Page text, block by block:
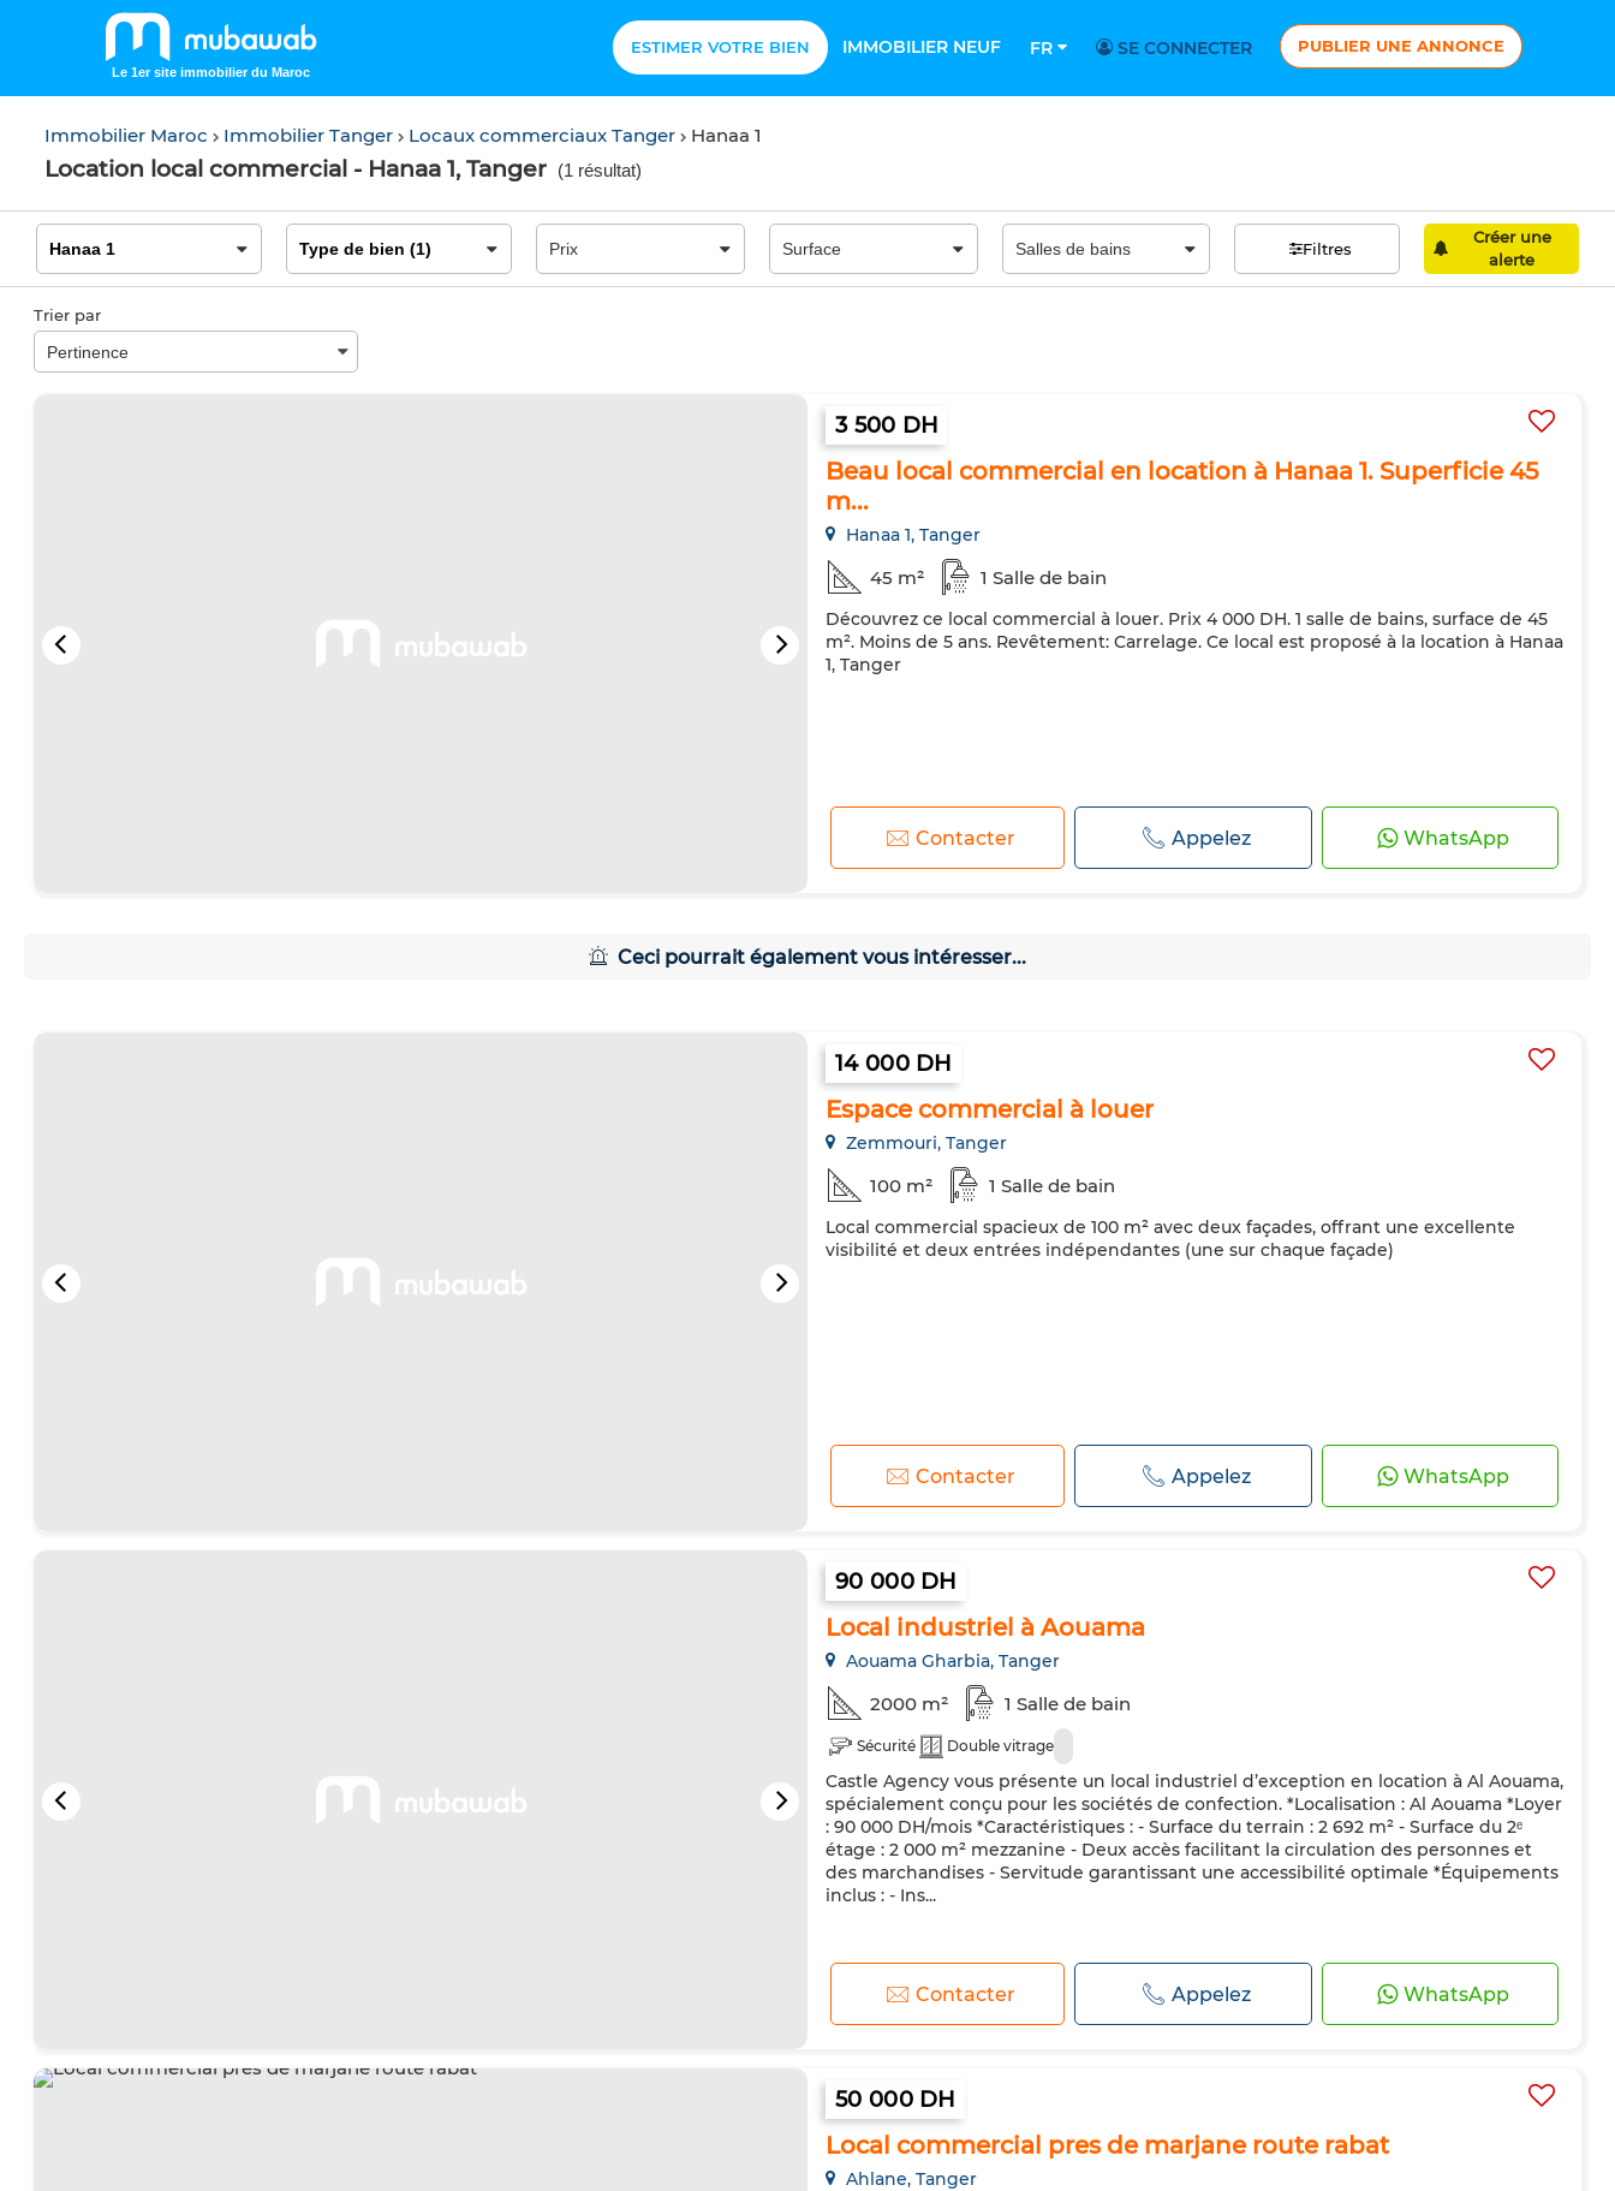
Le 1er site immobilier du Maroc
ESTIMER VOTRE BIEN IMMOBILIER NEUF FR SE CONNECTER PUBLIER UNE ANNONCE
Immobilier Maroc Immobilier Tanger Locaux commerciaux Tanger Hanaa 1
Location local commercial - Hanaa 1, Tanger (1 résultat)
Filtres
Créer une
alerte
Trier par
3 500 DH
Beau local commercial en location à Hanaa 1. Superficie 45
m...
Hanaa 1, Tanger
45 m² 1 Salle de bain
Découvrez ce local commercial à louer. Prix 4 000 DH. 1 salle de bains, surface de 45
m². Moins de 5 ans. Revêtement: Carrelage. Ce local est proposé à la location à Hanaa
1, Tanger
Contacter Appelez WhatsApp
Ceci pourrait également vous intéresser...
14 000 DH
Espace commercial à louer
Zemmouri, Tanger
100 m² 1 Salle de bain
Local commercial spacieux de 100 m² avec deux façades, offrant une excellente
visibilité et deux entrées indépendantes (une sur chaque façade)
Contacter Appelez WhatsApp
90 000 DH
Local industriel à Aouama
Aouama Gharbia, Tanger
2000 m² 1 Salle de bain
Sécurité Double vitrage
Castle Agency vous présente un local industriel d’exception en location à Al Aouama,
spécialement conçu pour les sociétés de confection. *Localisation : Al Aouama *Loyer
: 90 000 DH/mois *Caractéristiques : - Surface du terrain : 2 692 m² - Surface du 2ᵉ
étage : 2 000 m² mezzanine - Deux accès facilitant la circulation des personnes et
des marchandises - Servitude garantissant une accessibilité optimale *Équipements
inclus : - Ins...
Contacter Appelez WhatsApp
50 000 DH
Local commercial pres de marjane route rabat
Ahlane, Tanger